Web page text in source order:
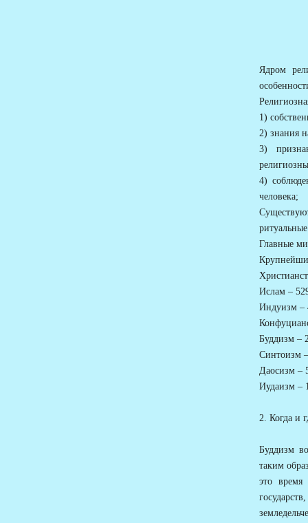
Ядром
1)
2) знания
3)
4)
человека;
Главные
Ислам –
Индуизм –
Буддизм –
Синтоизм
Даосизм –
Иудаизм –
2. Когда и
Буддизм
таким
это время